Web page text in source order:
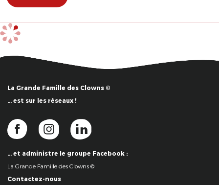
La Grande Famille des Clowns ©
… est sur les réseaux !
… et administre le groupe Facebook :
La Grande Famille des Clowns ©
Contactez-nous